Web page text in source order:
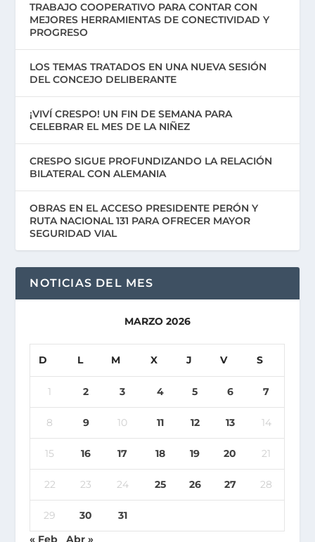
TRABAJO COOPERATIVO PARA CONTAR CON
MEJORES HERRAMIENTAS DE CONECTIVIDAD Y
PROGRESO
LOS TEMAS TRATADOS EN UNA NUEVA SESIÓN
DEL CONCEJO DELIBERANTE
¡VIVÍ CRESPO! UN FIN DE SEMANA PARA
CELEBRAR EL MES DE LA NIÑEZ
CRESPO SIGUE PROFUNDIZANDO LA RELACIÓN
BILATERAL CON ALEMANIA
OBRAS EN EL ACCESO PRESIDENTE PERÓN Y
RUTA NACIONAL 131 PARA OFRECER MAYOR
SEGURIDAD VIAL
NOTICIAS DEL MES
MARZO 2026
D L M X J V S
1 2 3 4 5 6 7
8 9 10 11 12 13 14
15 16 17 18 19 20 21
22 23 24 25 26 27 28
29 30
31
« Feb
Abr »